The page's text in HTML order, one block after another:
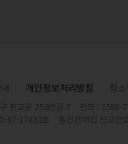
개인정보처리방침